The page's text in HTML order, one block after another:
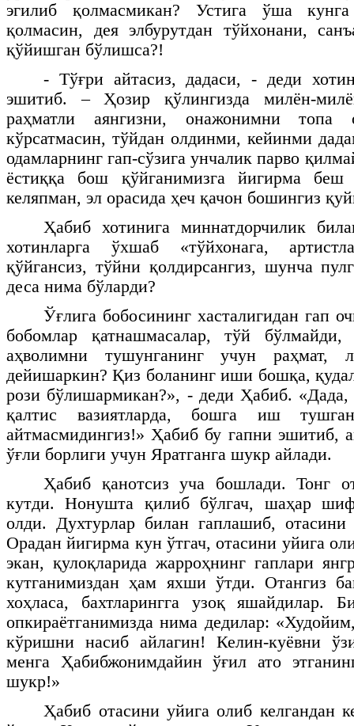
эгилиб қолмасмикан? Устига ўша
қолмасин, дея элбурутдан тўйхонани,
қўйишган бўлишса?!
- Тўғри айтасиз, дадаси, - деди
эшитиб. – Ҳозир қўлингизда милён-
раҳматли аянгизни, онажонимни топа
кўрсатмасин, тўйдан олдинми, кейинми
одамларнинг гап-сўзига унчалик парво
ёстиққа бош қўйганимизга йигирма
келяпман, эл орасида ҳеч қачон бошингиз
Ҳабиб хотинига миннатдорчилик
хотинларга ўхшаб «тўйхонага,
қўйгансиз, тўйни қолдирсангиз, шунча
деса нима бўларди?
Ўғлига бобосининг хасталигидан гап
бобомлар қатнашмасалар, тўй
аҳволимни тушунганинг учун раҳмат,
дейишаркин? Қиз боланинг иши бошқа,
рози бўлишармикан?», - деди Ҳабиб. «Дада,
қалтис вазиятларда, бошга иш
айтмасмидингиз!» Ҳабиб бу гапни эшитиб,
ўғли борлиги учун Яратганга шукр айлади.
Ҳабиб қанотсиз уча бошлади. Тонг
кутди. Нонушта қилиб бўлгач, шаҳар
олди. Духтурлар билан гаплашиб, отасини
Орадан йигирма кун ўтгач, отасини уйига
экан, қулоқларида жарроҳнинг гаплари
кутганимиздан ҳам яхши ўтди. Отангиз
хоҳласа, бахтларингга узоқ яшайдилар.
опкираётганимизда нима дедилар:
кўришни насиб айлагин! Келин-куёвни
менга Ҳабибжонимдайин ўғил ато
шукр!»
Ҳабиб отасини уйига олиб келгандан